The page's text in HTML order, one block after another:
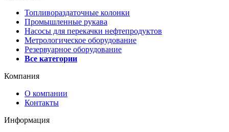
Топливораздаточные колонки
Промышленные рукава
Насосы для перекачки нефтепродуктов
Метрологическое оборудование
Резервуарное оборудование
Все категории
Компания
О компании
Контакты
Информация